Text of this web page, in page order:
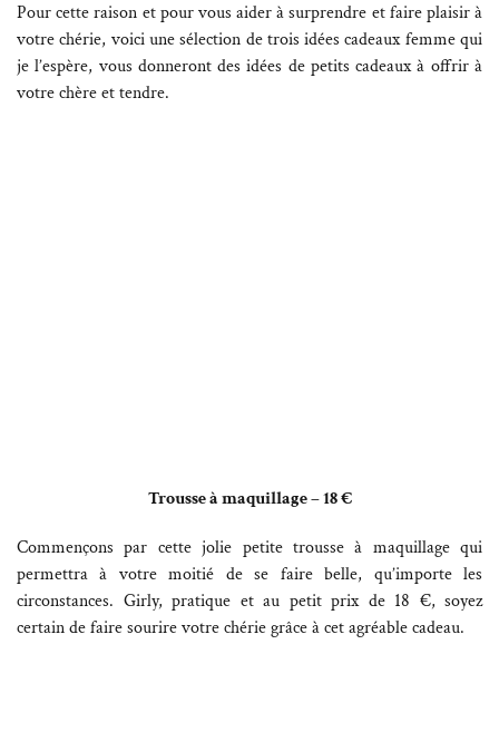
Pour cette raison et pour vous aider à surprendre et faire plaisir à
votre chérie, voici une sélection de trois idées cadeaux femme qui
je l’espère, vous donneront des idées de petits cadeaux à offrir à
votre chère et tendre.
Trousse à maquillage – 18 €
Commençons par cette jolie petite trousse à maquillage qui
permettra à votre moitié de se faire belle, qu’importe les
circonstances. Girly, pratique et au petit prix de 18 €, soyez
certain de faire sourire votre chérie grâce à cet agréable cadeau.